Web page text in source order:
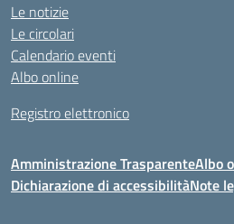
Le notizie
Le circolari
Calendario eventi
Albo online
Registro elettronico
Amministrazione TrasparenteAlbo
Dichiarazione di accessibilitàNote